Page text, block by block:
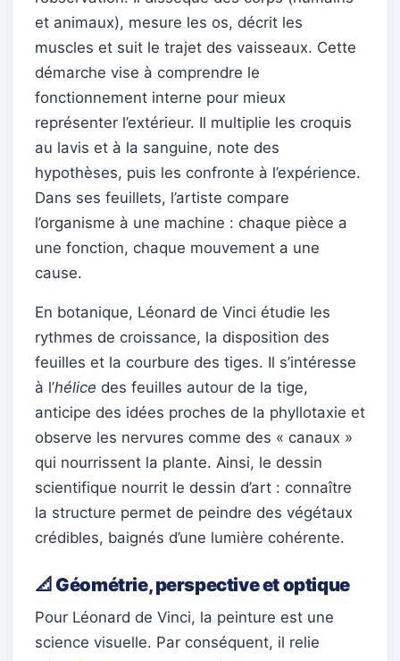
et animaux), mesure les os, décrit les
muscles et suit le trajet des vaisseaux. Cette
démarche vise à comprendre le
fonctionnement interne pour mieux
représenter l’extérieur. Il multiplie les croquis
au lavis et à la sanguine, note des
hypothèses, puis les confronte à l’expérience.
Dans ses feuillets, l’artiste compare
l’organisme à une machine : chaque pièce a
une fonction, chaque mouvement a une
cause.
En botanique, Léonard de Vinci étudie les
rythmes de croissance, la disposition des
feuilles et la courbure des tiges. Il s’intéresse
à l’hélice des feuilles autour de la tige,
anticipe des idées proches de la phyllotaxie et
observe les nervures comme des « canaux »
qui nourrissent la plante. Ainsi, le dessin
scientifique nourrit le dessin d’art : connaître
la structure permet de peindre des végétaux
crédibles, baignés d’une lumière cohérente.
📐 Géométrie, perspective et optique
Pour Léonard de Vinci, la peinture est une
science visuelle. Par conséquent, il relie